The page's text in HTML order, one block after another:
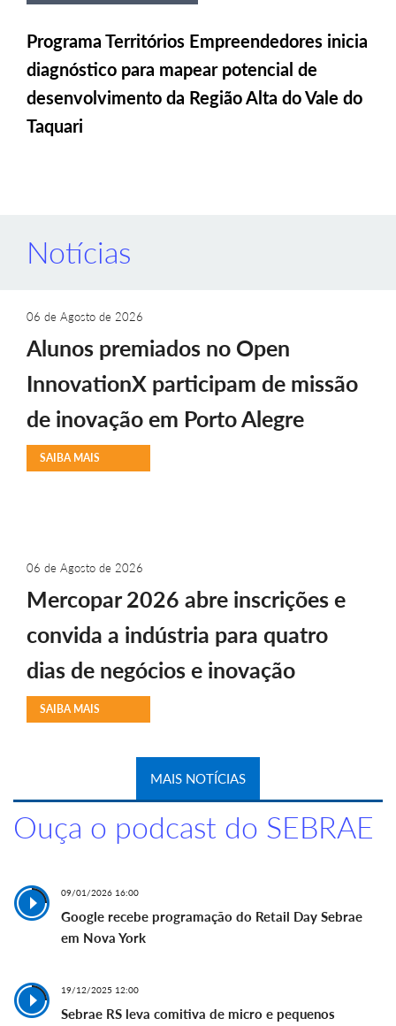
Programa Territórios Empreendedores inicia
diagnóstico para mapear potencial de
desenvolvimento da Região Alta do Vale do
Taquari
Notícias
06 de Agosto de 2026
Alunos premiados no Open
InnovationX participam de missão
de inovação em Porto Alegre
SAIBA MAIS
06 de Agosto de 2026
Mercopar 2026 abre inscrições e
convida a indústria para quatro
dias de negócios e inovação
SAIBA MAIS
MAIS NOTÍCIAS
Ouça o podcast do SEBRAE
09/01/2026 16:00
Google recebe programação do Retail Day Sebrae
em Nova York
19/12/2025 12:00
Sebrae RS leva comitiva de micro e pequenos